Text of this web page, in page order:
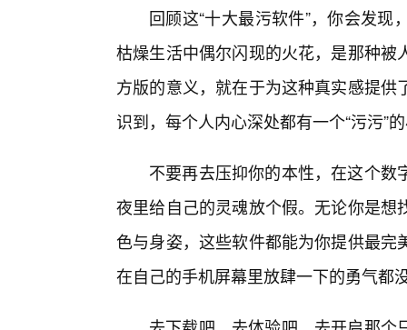
回顾这“十大最污软件”，你会发
枯燥生活中偶尔闪现的火花，是那种
方版的意义，就在于为这种真实感提
识到，每个人内心深处都有一个“污污”
不要再去压抑你的本性，在这个
夜里给自己的灵魂放个假。无论你是
色与身姿，这些软件都能为你提供最
在自己的手机屏幕里放肆一下的勇气都